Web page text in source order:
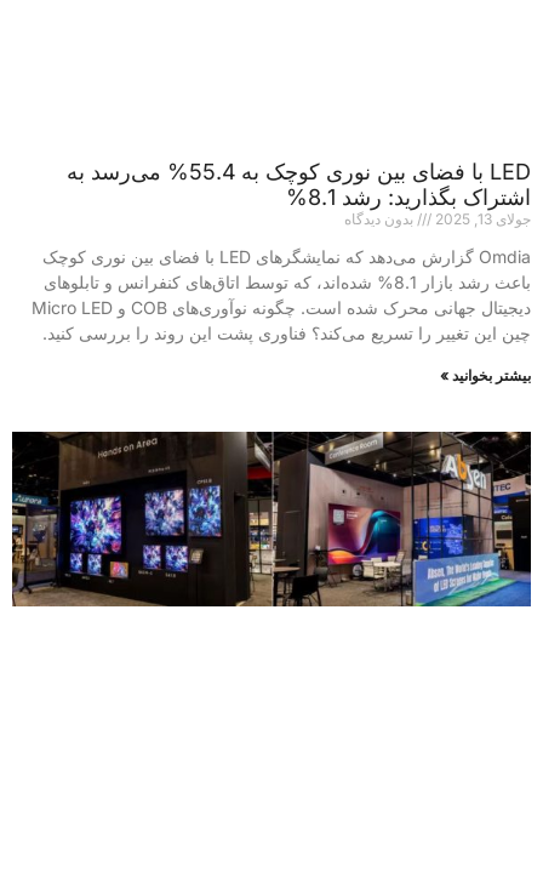
LED با فضای بین نوری کوچک به 55.4% می‌رسد به
اشتراک بگذارید: رشد 8.1%
جولای 13, 2025 بدون دیدگاه
Omdia گزارش می‌دهد که نمایشگرهای LED با فضای بین نوری کوچک
باعث رشد بازار 8.1% شده‌اند، که توسط اتاق‌های کنفرانس و تابلوهای
دیجیتال جهانی محرک شده است. چگونه نوآوری‌های COB و Micro LED
چین این تغییر را تسریع می‌کند؟ فناوری پشت این روند را بررسی کنید.
بیشتر بخوانید »